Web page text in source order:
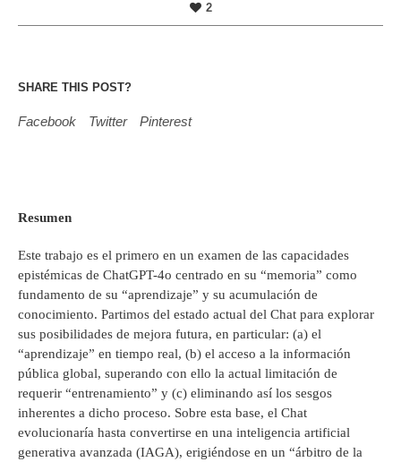
2
SHARE THIS POST?
Facebook Twitter Pinterest
Resumen
Este trabajo es el primero en un examen de las capacidades
epistémicas de ChatGPT-4o centrado en su “memoria” como
fundamento de su “aprendizaje” y su acumulación de
conocimiento. Partimos del estado actual del Chat para explorar
sus posibilidades de mejora futura, en particular: (a) el
“aprendizaje” en tiempo real, (b) el acceso a la información
pública global, superando con ello la actual limitación de
requerir “entrenamiento” y (c) eliminando así los sesgos
inherentes a dicho proceso. Sobre esta base, el Chat
evolucionaría hasta convertirse en una inteligencia artificial
generativa avanzada (IAGA), erigiéndose en un “árbitro de la